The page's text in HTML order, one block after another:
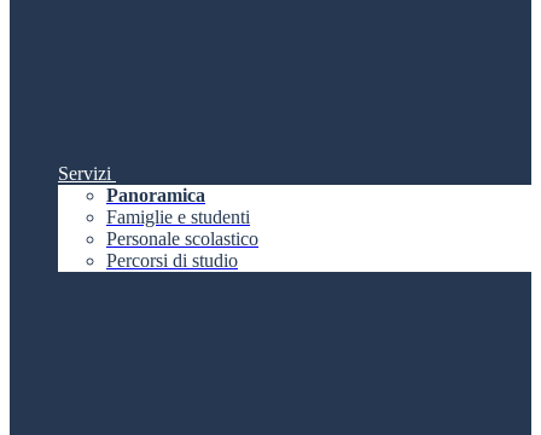
Servizi
Panoramica
Famiglie e studenti
Personale scolastico
Percorsi di studio